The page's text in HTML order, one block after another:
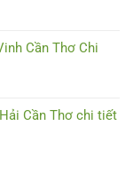
Cần Thơ Chi
Cần Thơ chi tiết